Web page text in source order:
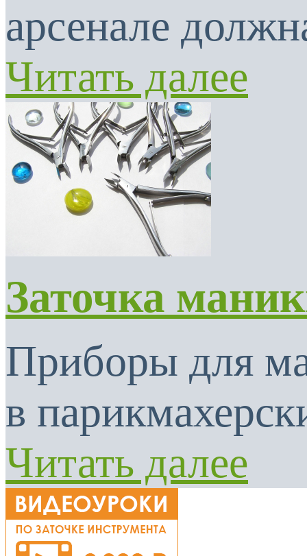
арсенале
Читать далее
Заточка
Приборы для
в
Читать далее